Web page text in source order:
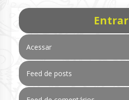
Entrar
Acessar
Feed de posts